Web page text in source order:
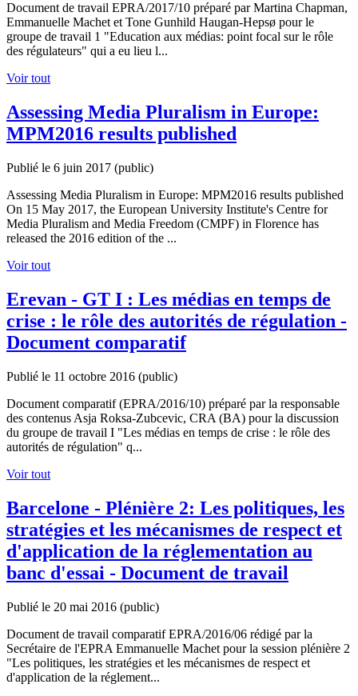
Document de travail EPRA/2017/10 préparé par Martina Chapman,
Emmanuelle Machet et Tone Gunhild Haugan-Hepsø pour le
groupe de travail 1 "Education aux médias: point focal sur le rôle
des régulateurs" qui a eu lieu l...
Voir tout
Assessing Media Pluralism in Europe:
MPM2016 results published
Publié le 6 juin 2017 (public)
Assessing Media Pluralism in Europe: MPM2016 results published
On 15 May 2017, the European University Institute's Centre for
Media Pluralism and Media Freedom (CMPF) in Florence has
released the 2016 edition of the ...
Voir tout
Erevan - GT I : Les médias en temps de
crise : le rôle des autorités de régulation -
Document comparatif
Publié le 11 octobre 2016 (public)
Document comparatif (EPRA/2016/10) préparé par la responsable
des contenus Asja Roksa-Zubcevic, CRA (BA) pour la discussion
du groupe de travail I "Les médias en temps de crise : le rôle des
autorités de régulation" q...
Voir tout
Barcelone - Plénière 2: Les politiques, les
stratégies et les mécanismes de respect et
d'application de la réglementation au
banc d'essai - Document de travail
Publié le 20 mai 2016 (public)
Document de travail comparatif EPRA/2016/06 rédigé par la
Secrétaire de l'EPRA Emmanuelle Machet pour la session plénière 2
"Les politiques, les stratégies et les mécanismes de respect et
d'application de la réglement...